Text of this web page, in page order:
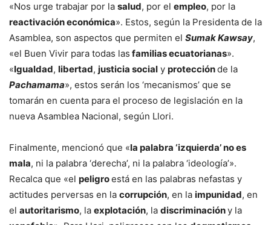
«Nos urge trabajar por la salud, por el empleo, por la
reactivación económica». Estos, según la Presidenta de la
Asamblea, son aspectos que permiten el Sumak Kawsay,
«el Buen Vivir para todas las familias ecuatorianas».
«Igualdad, libertad, justicia social y protecciónde la
Pachamama», estos serán los ‘mecanismos’ que se
tomarán en cuenta para el proceso de legislación en la
nueva Asamblea Nacional, según Llori.
Finalmente, mencionó que «la palabra ‘izquierda’ no es
mala, ni la palabra ‘derecha’, ni la palabra ‘ideología’».
Recalca que «el peligroestá en las palabras nefastas y
actitudes perversas en la corrupción, en la impunidad, en
el autoritarismo, la explotación, la discriminacióny la